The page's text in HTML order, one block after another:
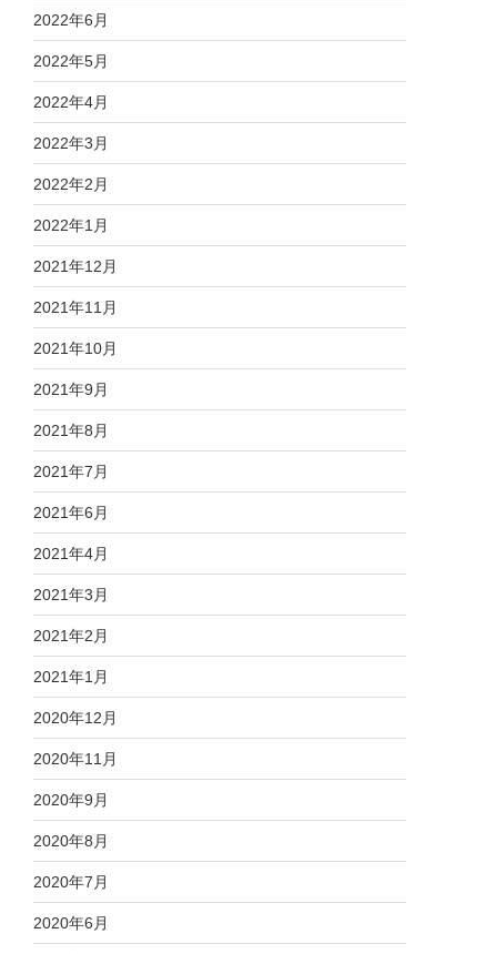
2022年6月
2022年5月
2022年4月
2022年3月
2022年2月
2022年1月
2021年12月
2021年11月
2021年10月
2021年9月
2021年8月
2021年7月
2021年6月
2021年4月
2021年3月
2021年2月
2021年1月
2020年12月
2020年11月
2020年9月
2020年8月
2020年7月
2020年6月